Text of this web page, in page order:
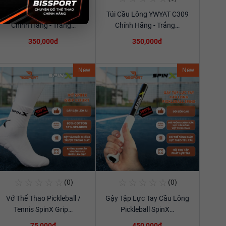
Xem chi tiết
Túi Cầu Lông YWYAT C309
Chính Hãng - Trắng…
350,000đ
Xem chi tiết
Túi Cầu Lông YWYAT C309
Chính Hãng - Trắng…
350,000đ
New
(0)
Vớ Thể Thao Pickleball /
Tennis SpinX Grip…
New
Xem chi tiết
(0)
Gậy Tập Lực Tay Cầu Lông
Pickleball SpinX…